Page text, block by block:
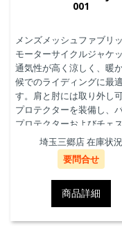
001
メンズメッシュファブリ
モーターサイクルジャケッ
通気性が高く涼しく、暖
候でのライディングに最
す。肩と肘には取り外し
プロテクターを装備し、
プロテクターおよびチェ
ロテクターにも対応してい
埼玉三郷店 在庫状況
要問合せ
商品詳細